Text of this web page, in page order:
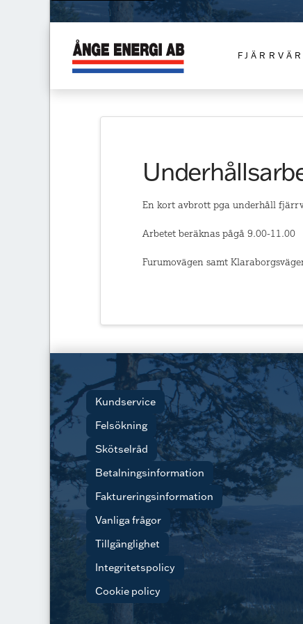
En kort avbrott pga underhåll
Arbetet beräknas pågå 9.00-11.00
Furumovägen samt
Kundservice
Felsökning
Skötselråd
Betalningsinformation
Faktureringsinformation
Vanliga frågor
Tillgänglighet
Integritetspolicy
Cookie policy